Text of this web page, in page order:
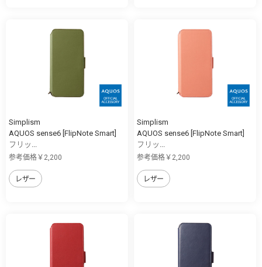
Simplism
AQUOS sense6 [FlipNote Smart]
フリッ...
参考価格￥2,200
レザー
Simplism
AQUOS sense6 [FlipNote Smart]
フリッ...
参考価格￥2,200
レザー